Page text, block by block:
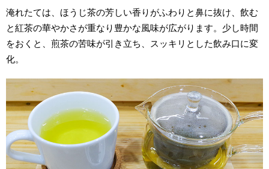
淹れたては、ほうじ茶の芳しい香りがふわりと鼻に抜け、飲む
と紅茶の華やかさが重なり豊かな風味が広がります。少し時間
をおくと、煎茶の苦味が引き立ち、スッキリとした飲み口に変
化。